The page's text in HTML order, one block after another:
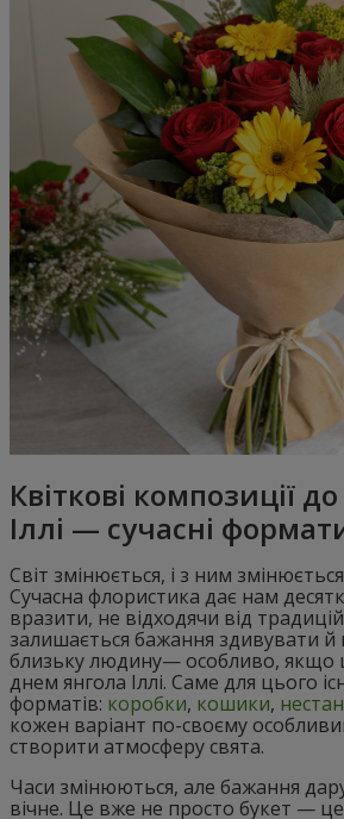
Квіткові композиції
Іллі — сучасні
Світ змінюється, і з ним
Сучасна флористика дає нам
вразити, не відходячи від
залишається бажання здивувати й
близьку людину— особливо, якщо
днем янгола Іллі. Саме для цього
форматів: коробки, кошики,
кожен варіант по-своєму
створити атмосферу свята.
Часи змінюються, але бажання
вічне. Це вже не просто букет —